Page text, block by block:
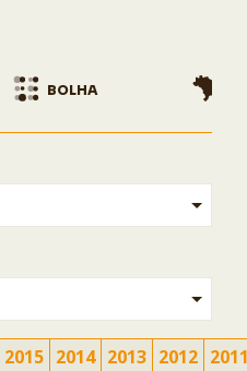
BOLHA
2015 2014 2013 2012